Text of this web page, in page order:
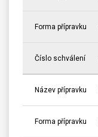
Forma přípravku
Číslo schválení
Název přípravku
Forma přípravku